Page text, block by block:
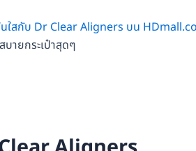
ใสกับ Dr Clear Aligners บน
บายกระเป๋าสุดๆ